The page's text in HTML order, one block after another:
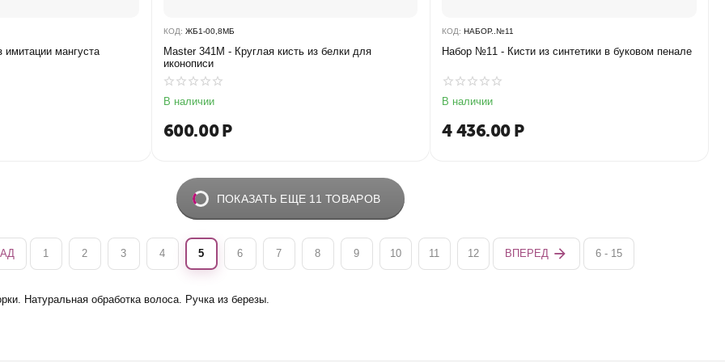
Натуральная обработка волоса. Ручка из березы.
имитации мангуста
КОД: ЖБ1-00,8МБ
Master 341M - Круглая кисть из белки для
иконописи
В наличии
600.00Р
КОД: НАБОР..№11
Набор №11 - Кисти из синтетики в буковом пенале
В наличии
4 436.00 Р
ПОКАЗАТЬ ЕЩЕ 11 ТОВАРОВ
1 2 3 4 5 6 7 8 9 10 11 12 ВПЕРЕД 6 - 15